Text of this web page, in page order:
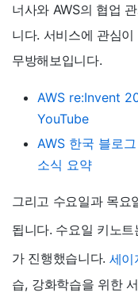
너사와 AWS의 협업
니다. 서비스에 관심
무방해보입니다.
AWS re:Invent
YouTube
AWS 한국 블로
소식 요약
그리고 수요일과 목요
됩니다. 수요일 키노
가 진행했습니다. 세이
습, 강화학습을 위한